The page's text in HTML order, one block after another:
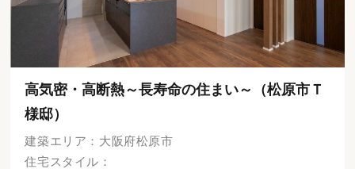
高気密・高断熱～長寿命の住まい～（松原市Ｔ
様邸）
建築エリア：大阪府松原市
住宅スタイル：